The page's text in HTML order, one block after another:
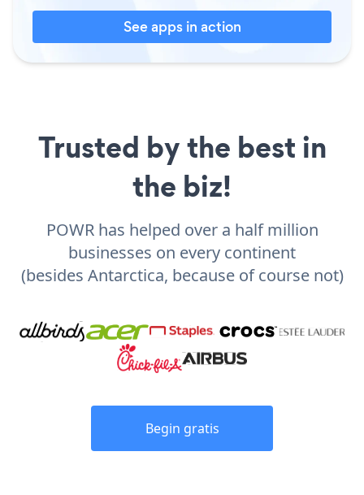
See apps in action
Trusted by the best in
the biz!
POWR has helped over a half million
businesses on every continent
(besides Antarctica, because of course not)
Begin gratis